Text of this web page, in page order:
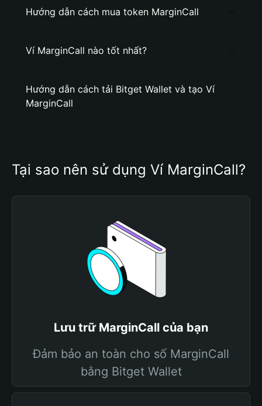
Hướng dẫn cách mua token MarginCall
Ví MarginCall nào tốt nhất?
Hướng dẫn cách tải Bitget Wallet và tạo Ví
MarginCall
Tại sao nên sử dụng Ví MarginCall?
Lưu trữ MarginCall của bạn
Đảm bảo an toàn cho số MarginCall
bằng Bitget Wallet